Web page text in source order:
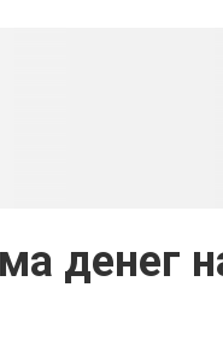
денег